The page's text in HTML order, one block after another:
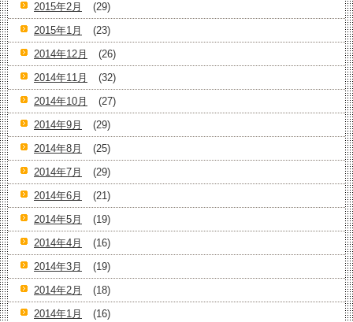
2015年2月
(29)
2015年1月
(23)
2014年12月
(26)
2014年11月
(32)
2014年10月
(27)
2014年9月
(29)
2014年8月
(25)
2014年7月
(29)
2014年6月
(21)
2014年5月
(19)
2014年4月
(16)
2014年3月
(19)
2014年2月
(18)
2014年1月
(16)